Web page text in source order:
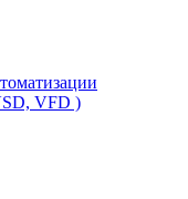
VFD )